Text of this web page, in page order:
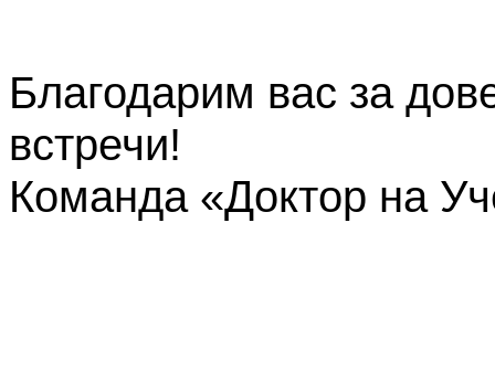
Благодарим вас за
встречи!
Команда «Доктор на